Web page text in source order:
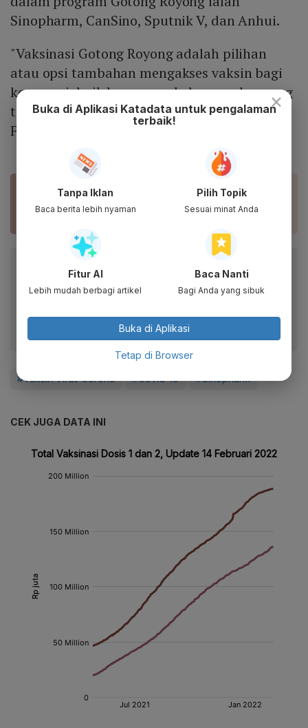
Sinopharm, CanSino, Sputnik V, dan Anhui.
"Vaksinasi Gotong Royong adalah pilihan
atau opsi tambahan mengakses vaksin bagi
korporasi, baik karyawan, keluarga, dan yang
terkait," kata Direktur Utama Kimia
Farma Verdi Budidarmo pekan lalu.
1,4 Juta Vaksin Sinopharm Tiba, Kadin Kebut
Vaksinasi Gotong Royong
Dapatkan pengalaman membaca lebih nyaman dan nikmati
fitur menarik lainnya lewat aplikasi mobile Katadata.
#Vaksin Virus Corona #Covid-19 #Sinopharm
CEK JUGA DATA INI
×
Buka di Aplikasi Katadata untuk pengalaman
terbaik!
Tanpa Iklan
Baca berita lebih nyaman
Pilih Topik
Sesuai minat Anda
Fitur AI
Lebih mudah berbagi artikel
Baca Nanti
Bagi Anda yang sibuk
Buka di Aplikasi
Tetap di Browser